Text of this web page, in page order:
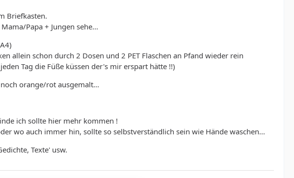
Briefkasten.
Papa + Jungen sehe...
allein schon durch 2 Dosen und 2 PET Flaschen an Pfand wieder rein
Tag die Füße küssen der's mir erspart hätte !!)
orange/rot ausgemalt...
ich sollte hier mehr kommen !
wo auch immer hin, sollte so selbstverständlich sein wie Hände waschen...
Texte' usw.